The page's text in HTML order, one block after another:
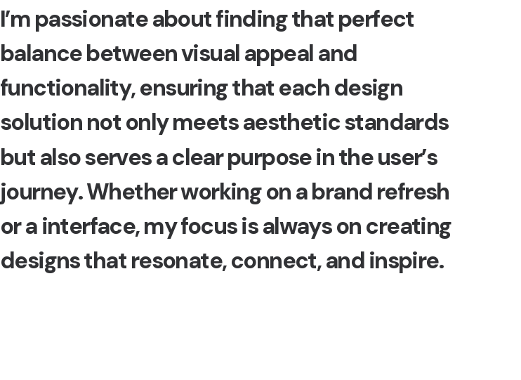
I’mpassionateaboutfindingthatperfect
balancebetweenvisualappealand
functionality,ensuringthateachdesign
solutionnotonlymeetsaestheticstandards
butalsoservesaclearpurposeintheuser’s
journey.Whetherworkingonabrandrefresh
orainterface,myfocusisalwaysoncreating
designsthatresonate,connect,andinspire.